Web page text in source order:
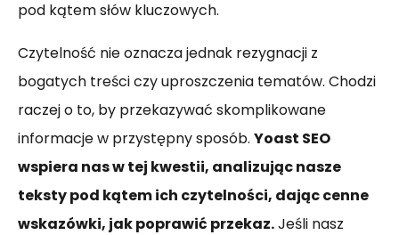
pod kątem słów kluczowych.
Czytelność nie oznacza jednak rezygnacji z
bogatych treści czy uproszczenia tematów. Chodzi
raczej o to, by przekazywać skomplikowane
informacje w przystępny sposób. Yoast SEO
wspiera nas w tej kwestii, analizując nasze
teksty pod kątem ich czytelności, dając cenne
wskazówki, jak poprawić przekaz.Jeśli nasz